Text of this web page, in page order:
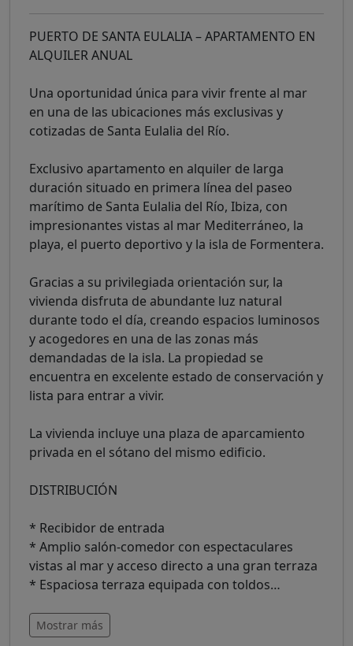
PUERTO DE SANTA EULALIA – APARTAMENTO EN
ALQUILER ANUAL
Una oportunidad única para vivir frente al mar
en una de las ubicaciones más exclusivas y
cotizadas de Santa Eulalia del Río.
Exclusivo apartamento en alquiler de larga
duración situado en primera línea del paseo
marítimo de Santa Eulalia del Río, Ibiza, con
impresionantes vistas al mar Mediterráneo, la
playa, el puerto deportivo y la isla de Formentera.
Gracias a su privilegiada orientación sur, la
vivienda disfruta de abundante luz natural
durante todo el día, creando espacios luminosos
y acogedores en una de las zonas más
demandadas de la isla. La propiedad se
encuentra en excelente estado de conservación y
lista para entrar a vivir.
La vivienda incluye una plaza de aparcamiento
privada en el sótano del mismo edificio.
DISTRIBUCIÓN
* Recibidor de entrada
* Amplio salón-comedor con espectaculares
vistas al mar y acceso directo a una gran terraza
* Espaciosa terraza equipada con toldos…
Mostrar más